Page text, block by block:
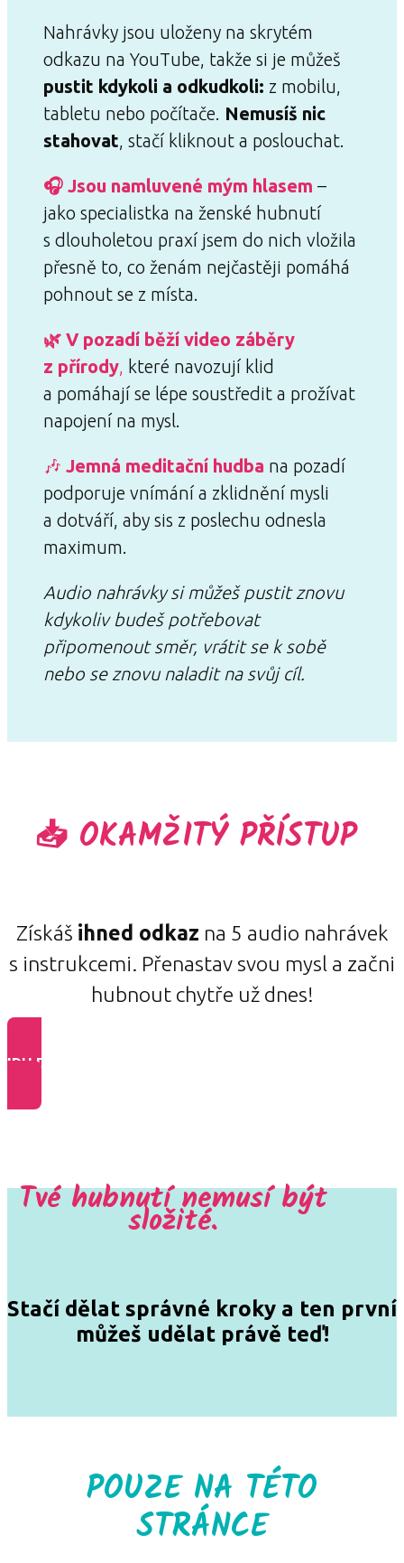
Nahrávky jsou uloženy na skrytém
odkazu na YouTube, takže si je můžeš
pustit kdykoli a odkudkoli: z mobilu,
tabletu nebo počítače. Nemusíš nic
stahovat, stačí kliknout a poslouchat.
🎧 Jsou namluvené mým hlasem –
jako specialistka na ženské hubnutí
s dlouholetou praxí jsem do nich vložila
přesně to, co ženám nejčastěji pomáhá
pohnout se z místa.
🌿 V pozadí běží video záběry
z přírody, které navozují klid
a pomáhají se lépe soustředit a prožívat
napojení na mysl.
🎶 Jemná meditační hudba na pozadí
podporuje vnímání a zklidnění mysli
a dotváří, aby sis z poslechu odnesla
maximum.
Audio nahrávky si můžeš pustit znovu
kdykoliv budeš potřebovat
připomenout směr, vrátit se k sobě
nebo se znovu naladit na svůj cíl.
📥 OKAMŽITÝ PŘÍSTUP
Získáš ihned odkaz na 5 audio nahrávek
s instrukcemi. Přenastav svou mysl a začni
hubnout chytře už dnes!
JDU DO TOHO >>
Tvé hubnutí nemusí být
složité.
Stačí dělat správné kroky a ten první
můžeš udělat právě teď!
POUZE NA TÉTO
STRÁNCE